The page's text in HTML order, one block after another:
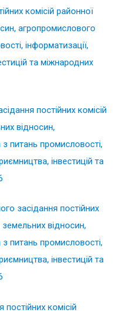
комісій районної
агропромислового
інформатизації,
та міжнародних
постійних комісій
відносин,
питань промисловості,
інвестицій та
засідання постійних
відносин,
питань промисловості,
інвестицій та
комісій